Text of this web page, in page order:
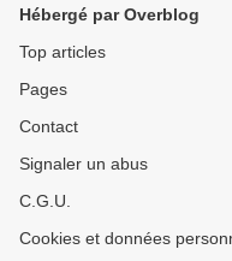
Hébergé par Overblog
Top articles
Pages
Contact
Signaler un abus
C.G.U.
Cookies et données